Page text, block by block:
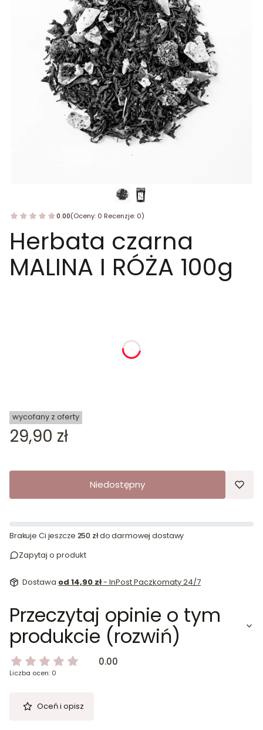
0.00(Oceny: 0 Recenzje: 0)
Herbata czarna
MALINA I RÓŻA 100g
godziny
wycofany z oferty
Cena
29,90 zł
Niedostępny
Brakuje Ci jeszcze 250 złdo darmowej dostawy
Zapytaj o produkt
Dostawa od 14,90 zł- InPost Paczkomaty 24/7
Przeczytaj opinie o tym
produkcie (rozwiń)
0.00
Liczba ocen: 0
Oceń i opisz